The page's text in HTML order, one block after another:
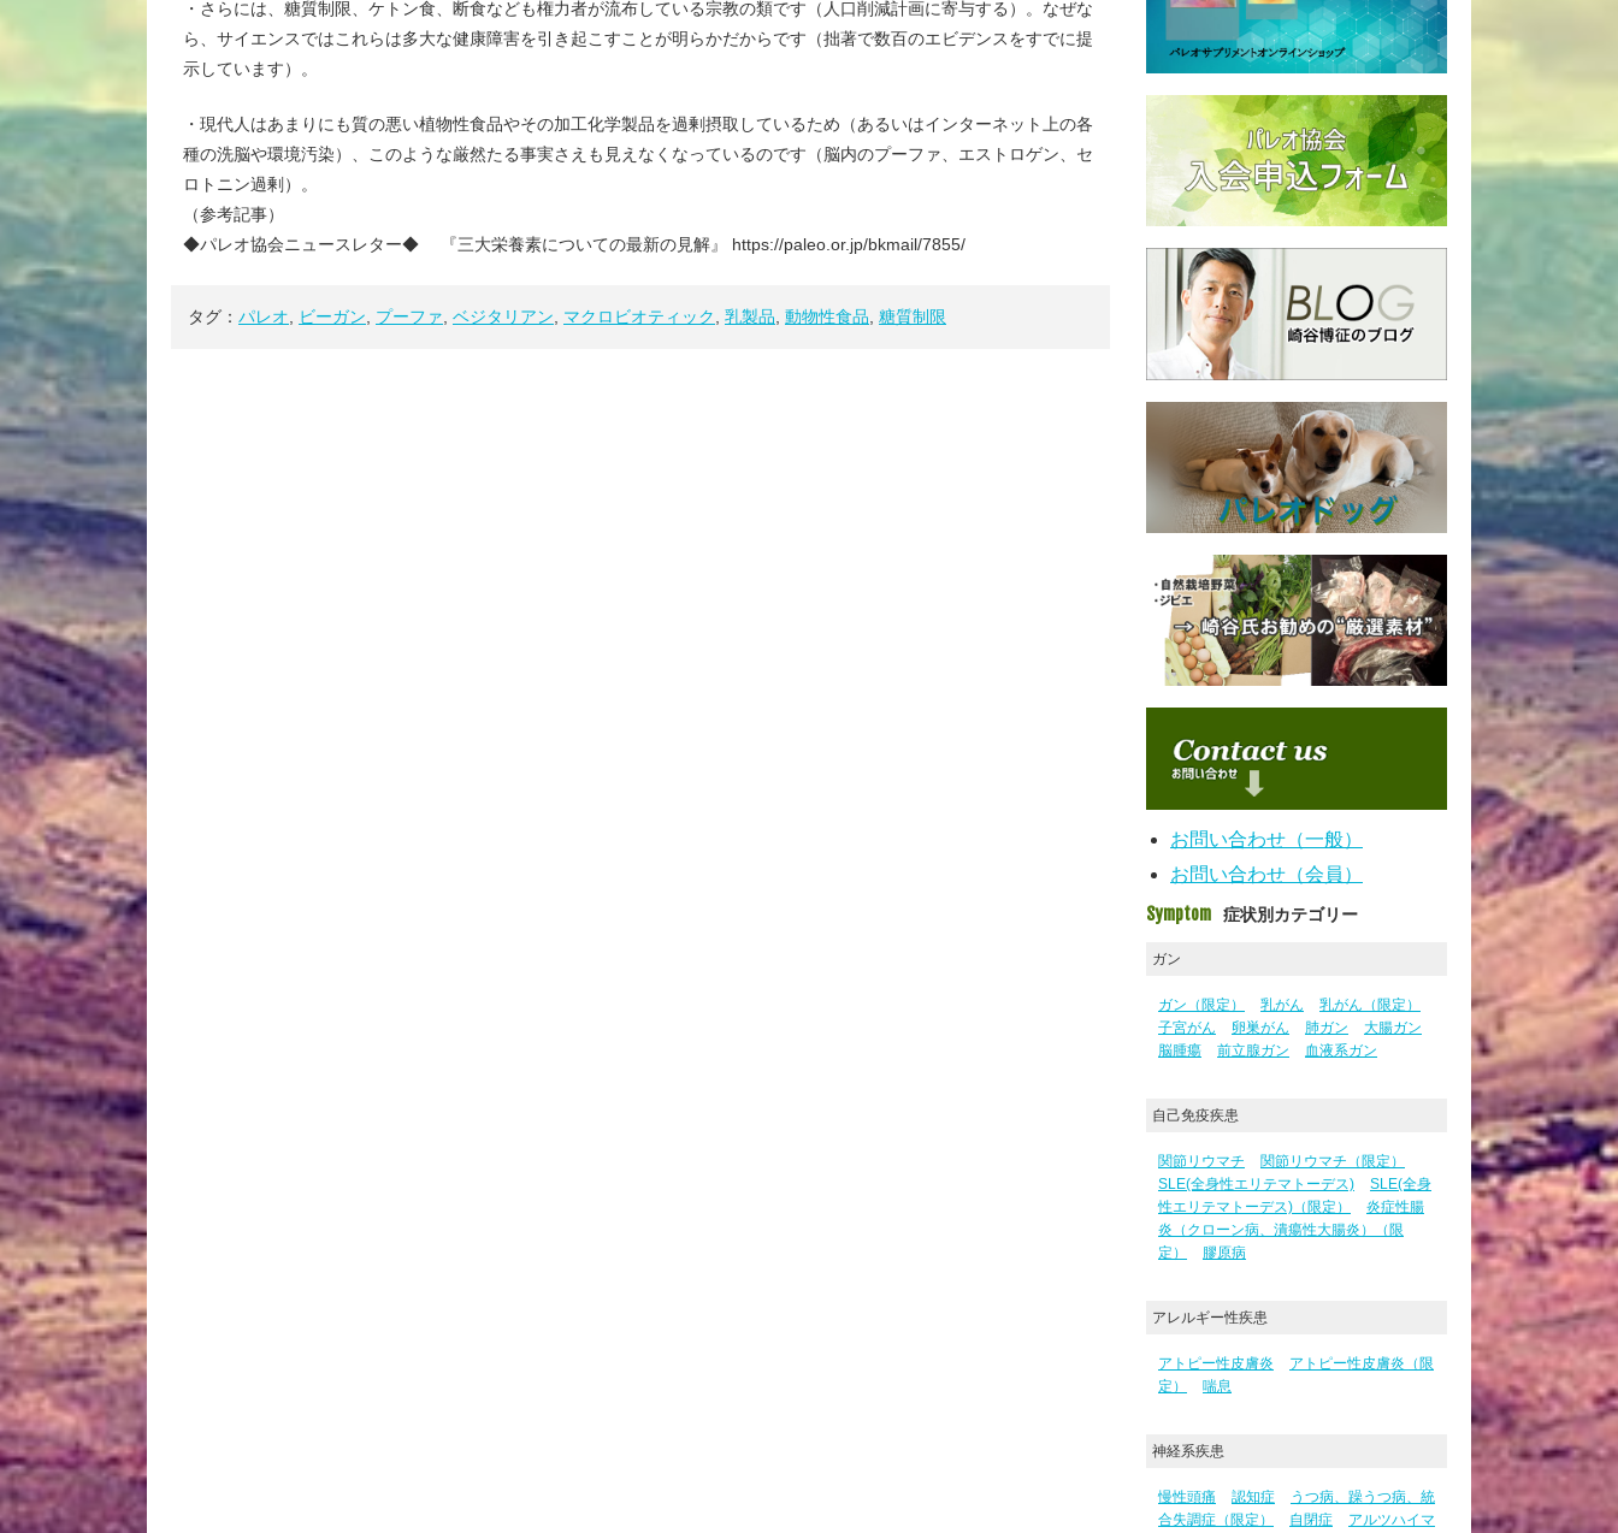
・さらには、糖質制限、ケトン食、断食なども権力者が流布している宗教の類です（人口削減計画に寄与する）。なぜな
ら、サイエンスではこれらは多大な健康障害を引き起こすことが明らかだからです（拙著で数百のエビデンスをすでに提
示しています）。
・現代人はあまりにも質の悪い植物性食品やその加工化学製品を過剰摂取しているため（あるいはインターネット上の各
種の洗脳や環境汚染）、このような厳然たる事実さえも見えなくなっているのです（脳内のプーファ、エストロゲン、セ
ロトニン過剰）。
（参考記事）
◆パレオ協会ニュースレター◆ 『三大栄養素についての最新の見解』 https://paleo.or.jp/bkmail/7855/
タグ： パレオ ビーガン プーファ ベジタリアン マクロビオティック 乳製品 動物性食品 糖質制限
お問い合わせ（一般）
お問い合わせ（会員）
Symptom 症状別カテゴリー
ガン
ガン（限定） 乳がん
乳がん（限定）
子宮がん
卵巣がん 肺ガン
大腸ガン
脳腫瘍
前立腺ガン 血液系ガン
自己免疫疾患
関節リウマチ
関節リウマチ（限定）
SLE(全身性エリテマトーデス)
SLE(全身
性エリテマトーデス)（限定）
炎症性腸
炎（クローン病、潰瘍性大腸炎）（限
定）
膠原病
アレルギー性疾患
アトピー性皮膚炎
アトピー性皮膚炎（限
定）
喘息
神経系疾患
慢性頭痛 認知症
うつ病、躁うつ病、統
合失調症（限定）
自閉症
アルツハイマ